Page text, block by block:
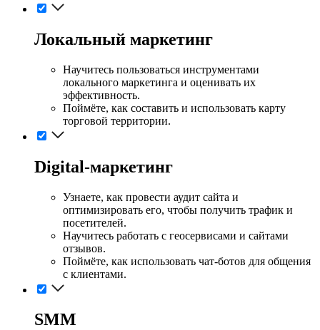
Локальный маркетинг
Научитесь пользоваться инструментами
локального маркетинга и оценивать их
эффективность.
Поймёте, как составить и использовать карту
торговой территории.
Digital-маркетинг
Узнаете, как провести аудит сайта и
оптимизировать его, чтобы получить трафик и
посетителей.
Научитесь работать с геосервисами и сайтами
отзывов.
Поймёте, как использовать чат-ботов для общения
с клиентами.
SMM